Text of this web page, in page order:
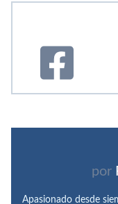
por
Apasionado desde